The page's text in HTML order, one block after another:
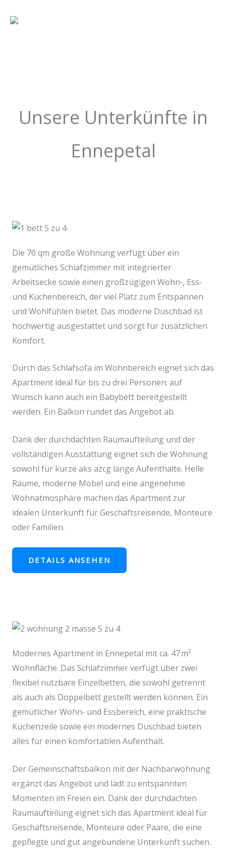
Inhalt
Unsere Unterkünfte in
Ennepetal
Die 70 qm große Wohnung verfügt über ein
gemütliches Schlafzimmer mit integrierter
Arbeitsecke sowie einen großzügigen Wohn‑, Ess‑
und Küchenbereich, der viel Platz zum Entspannen
und Wohlfühlen bietet. Das moderne Duschbad ist
hochwertig ausgestattet und sorgt für zusätzlichen
Komfort.
Durch das Schlafsofa im Wohnbereich eignet sich das
Apartment ideal für bis zu drei Personen; auf
Wunsch kann auch ein Babybett bereitgestellt
werden. Ein Balkon rundet das Angebot ab.
Dank der durchdachten Raumaufteilung und der
vollständigen Ausstattung eignet sich die Wohnung
sowohl für kurze aks azcg lange Aufenthalte. Helle
Räume, moderne Möbel und eine angenehme
Wohnatmosphäre machen das Apartment zur
idealen Unterkunft für Geschäftsreisende, Monteure
oder Familien.
DETAILS ANSEHEN
Modernes Apartment in Ennepetal mit ca. 47 m²
Wohnfläche. Das Schlafzimmer verfügt über zwei
flexibel nutzbare Einzelbetten, die sowohl getrennt
als auch als Doppelbett gestellt werden können. Ein
gemütlicher Wohn‑ und Essbereich, eine praktische
Küchenzeile sowie ein modernes Duschbad bieten
alles für einen komfortablen Aufenthalt.
Der Gemeinschaftsbalkon mit der Nachbarwohnung
ergänzt das Angebot und lädt zu entspannten
Momenten im Freien ein. Dank der durchdachten
Raumaufteilung eignet sich das Apartment ideal für
Geschäftsreisende, Monteure oder Paare, die eine
gepflegte und gut angebundene Unterkunft suchen.